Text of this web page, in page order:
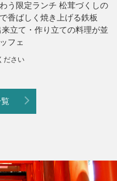
う限定ランチ 松茸づくしの
香ばしく焼き上げる鉄板
立て・作り立ての料理が並
フェ
ださい